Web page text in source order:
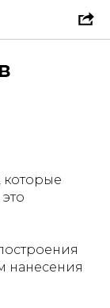
которые
нанесения